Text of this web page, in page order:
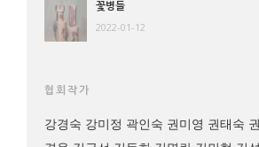
꽃병들
2022-01-12
협회작가
강경숙 강미정 곽인숙 권미영 권태숙